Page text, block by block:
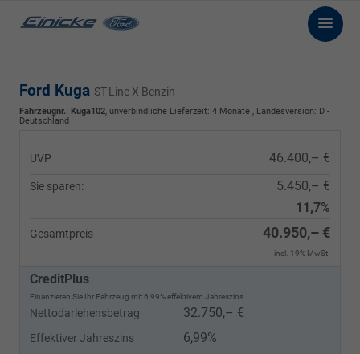
Ford Kuga ST-Line X Benzin
Fahrzeugnr.: Kuga102, unverbindliche Lieferzeit: 4 Monate , Landesversion: D -
Deutschland
UVP 46.400,– €
Sie sparen:
5.450,– €
11,7%
Gesamtpreis 40.950,– €
incl. 19% MwSt.
CreditPlus
Finanzieren Sie Ihr Fahrzeug mit 6,99% effektivem Jahreszins.
Nettodarlehensbetrag 32.750,– €
Effektiver Jahreszins 6,99%